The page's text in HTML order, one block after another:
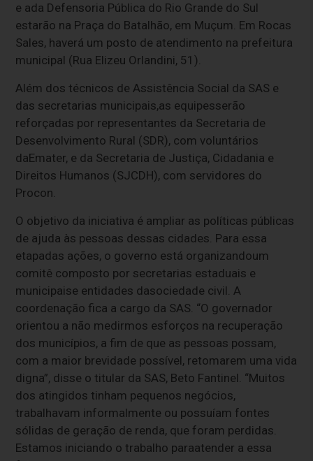
e ada Defensoria Pública do Rio Grande do Sul
estarão na Praça do Batalhão, em Muçum. Em Rocas
Sales, haverá um posto de atendimento na prefeitura
municipal (Rua Elizeu Orlandini, 51).
Além dos técnicos de Assistência Social da SAS e
das secretarias municipais,as equipesserão
reforçadas por representantes da Secretaria de
Desenvolvimento Rural (SDR), com voluntários
daEmater, e da Secretaria de Justiça, Cidadania e
Direitos Humanos (SJCDH), com servidores do
Procon.
O objetivo da iniciativa é ampliar as políticas públicas
de ajuda às pessoas dessas cidades. Para essa
etapadas ações, o governo está organizandoum
comitê composto por secretarias estaduais e
municipaise entidades dasociedade civil. A
coordenação fica a cargo da SAS. “O governador
orientou a não medirmos esforços na recuperação
dos municípios, a fim de que as pessoas possam,
com a maior brevidade possível, retomarem uma vida
digna”, disse o titular da SAS, Beto Fantinel. “Muitos
dos atingidos tinham pequenos negócios,
trabalhavam informalmente ou possuíam fontes
sólidas de geração de renda, que foram perdidas.
Estamos iniciando o trabalho paraatender a essa